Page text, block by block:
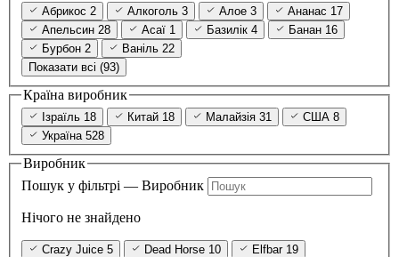
Абрикос 2 Алкоголь 3 Алое 3 Ананас 17
Апельсин 28 Асаї 1 Базилік 4 Банан 16
Бурбон 2 Ваніль 22
Показати всі (93)
Країна виробник
Ізраїль 18 Китай 18 Малайзія 31 США 8
Україна 528
Виробник
Пошук у фільтрі — Виробник
Нічого не знайдено
Crazy Juice 5 Dead Horse 10 Elfbar 19